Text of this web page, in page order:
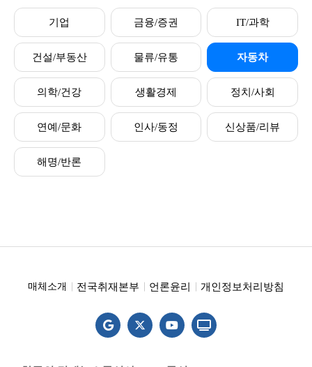
기업 금융/증권 IT/과학
건설/부동산 물류/유통 자동차
의학/건강 생활경제 정치/사회
연예/문화 인사/동정 신상품/리뷰
해명/반론
매체소개 전국취재본부 언론윤리 개인정보처리방침